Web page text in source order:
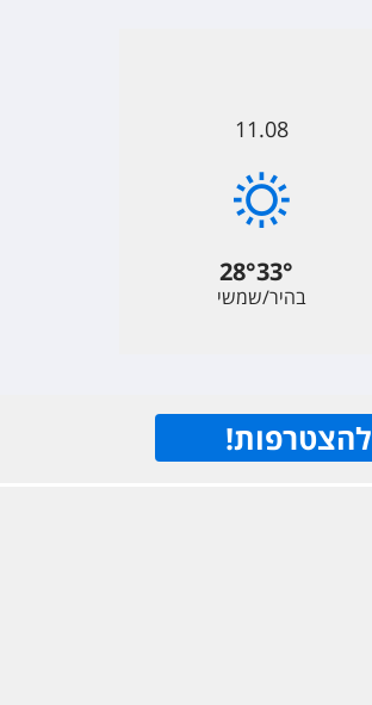
11.08
33°
28°
בהיר/שמשי
להצטרפות!